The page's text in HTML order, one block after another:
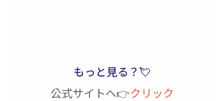
もっと見る？💘
公式サイトへ👉クリック